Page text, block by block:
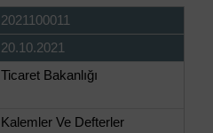
2021100011
20.10.2021
Ticaret Bakanlığı
Kalemler Ve Defterler